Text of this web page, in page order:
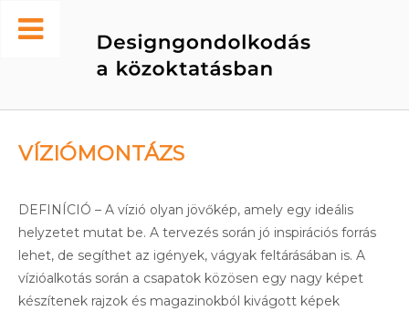
Home
VÍZIÓMONTÁZS
DEFINÍCIÓ – A vízió olyan jövőkép, amely egy ideális
helyzetet mutat be. A tervezés során jó inspirációs forrás
lehet, de segíthet az igények, vágyak feltárásában is. A
vízióalkotás során a csapatok közösen egy nagy képet
készítenek rajzok és magazinokból kivágott képek